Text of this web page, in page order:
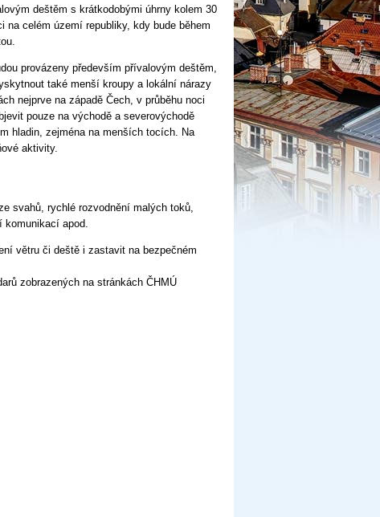
deštěm s krátkodobými úhrny kolem 30
na celém území republiky, kdy bude během
provázeny především přívalovým deštěm,
také menší kroupy a lokální nárazy
nejprve na západě Čech, v průběhu noci
pouze na východě a severovýchodě
hladin, zejména na menších tocích. Na
aktivity.
svahů, rychlé rozvodnění malých toků,
komunikací apod.
větru či deště i zastavit na bezpečném
zobrazených na stránkách ČHMÚ